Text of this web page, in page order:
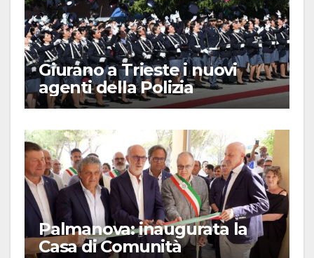
Giurano a Trieste i nuovi
agenti della Polizia
Palmanova: inaugurata la
Casa di Comunità